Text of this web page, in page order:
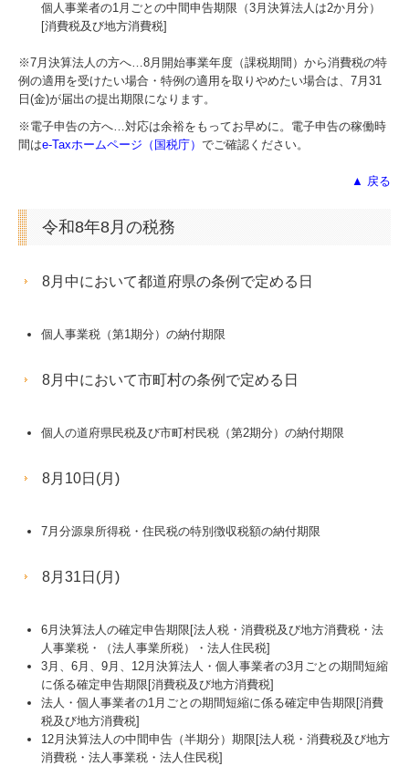
社内承継
第三者承継
事業承継にかかる費用
事業承継税制
M&Aとは
M&Aの方法
株式譲渡
経営改善オンデマンド講座
Q&A経営相談
補助金・助成金・融資情報
TKCシステムQ&A
関与先向け融資商品ご紹介
個人事業者の1月ごとの中間申告期限（3月決算法人は2か月分）
[消費税及び地方消費税]
※7月決算法人の方へ…8月開始事業年度（課税期間）から消費税の特
例の適用を受けたい場合・特例の適用を取りやめたい場合は、7月31
日(金)が届出の提出期限になります。
※電子申告の方へ…対応は余裕をもってお早めに。電子申告の稼働時
間はe-Taxホームページ（国税庁） でご確認ください。
▲ 戻る
令和8年8月の税務
8月中において都道府県の条例で定める日
個人事業税（第1期分）の納付期限
8月中において市町村の条例で定める日
個人の道府県民税及び市町村民税（第2期分）の納付期限
8月10日(月)
7月分源泉所得税・住民税の特別徴収税額の納付期限
8月31日(月)
6月決算法人の確定申告期限[法人税・消費税及び地方消費税・法
人事業税・（法人事業所税）・法人住民税]
3月、6月、9月、12月決算法人・個人事業者の3月ごとの期間短縮
に係る確定申告期限[消費税及び地方消費税]
法人・個人事業者の1月ごとの期間短縮に係る確定申告期限[消費
税及び地方消費税]
12月決算法人の中間申告（半期分）期限[法人税・消費税及び地方
消費税・法人事業税・法人住民税]